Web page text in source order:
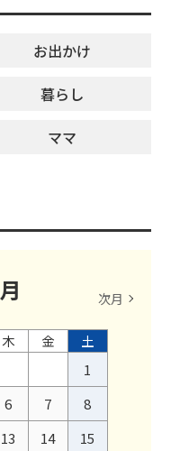
お出かけ
暮らし
ママ
月 次月
木 金
土
1
6 7
8
13 14
15